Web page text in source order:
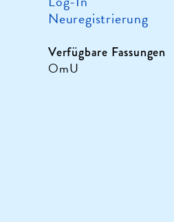
Neuregistrierung
Verfügbare Fassungen
OmU